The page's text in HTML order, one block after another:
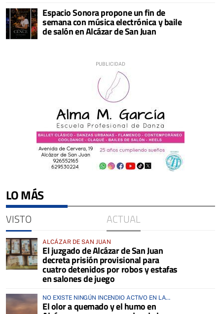
Espacio Sonora propone un fin de
semana con música electrónica y baile
de salón en Alcázar de San Juan
LO MÁS
VISTO ACTUAL
ALCÁZAR DE SAN JUAN
El juzgado de Alcázar de San Juan
decreta prisión provisional para
cuatro detenidos por robos y estafas
en salones de juego
NO EXISTE NINGÚN INCENDIO ACTIVO EN LA
COMARCA
El olor a quemado y el humo en